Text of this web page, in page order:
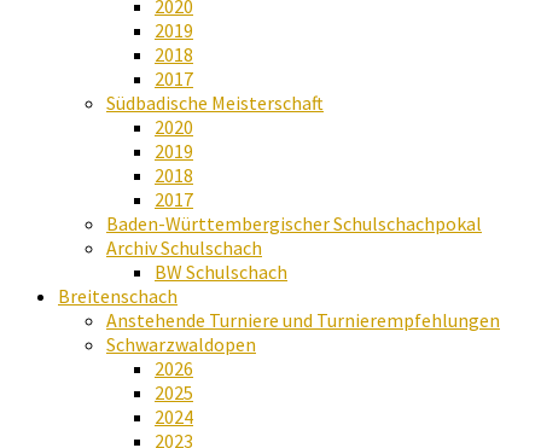
2020
2019
2018
2017
Südbadische Meisterschaft
2020
2019
2018
2017
Baden-Württembergischer Schulschachpokal
Archiv Schulschach
BW Schulschach
Breitenschach
Anstehende Turniere und Turnierempfehlungen
Schwarzwaldopen
2026
2025
2024
2023